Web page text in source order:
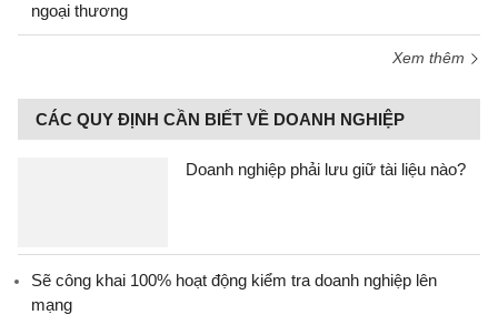
ngoại thương
Xem thêm
CÁC QUY ĐỊNH CẦN BIẾT VỀ DOANH NGHIỆP
Doanh nghiệp phải lưu giữ tài liệu nào?
Sẽ công khai 100% hoạt động kiểm tra doanh nghiệp lên
mạng